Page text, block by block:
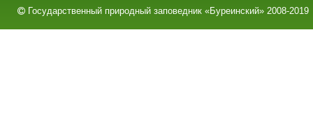
Государственный природный заповедник «Буреинский» 2008-2019